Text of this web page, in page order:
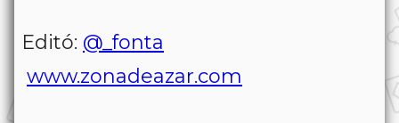
Editó: @_fonta
www.zonadeazar.com